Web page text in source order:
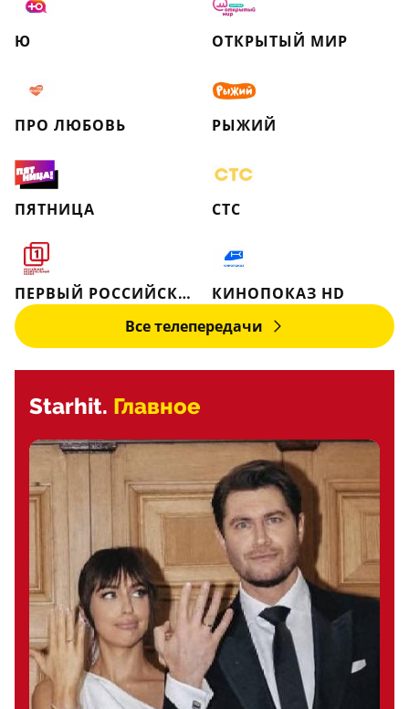
Ю ОТКРЫТЫЙ МИР
ПРО ЛЮБОВЬ РЫЖИЙ
ПЯТНИЦА СТС
ПЕРВЫЙ РОССИЙСКИЙ НАЦИОНАЛЬНЫЙ КАНАЛ
КИНОПОКАЗ HD
Все телепередачи
Starhit. Главное